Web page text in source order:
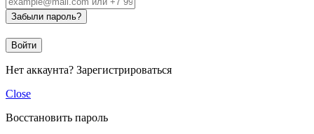
Забыли пароль?
Войти
Нет аккаунта? Зарегистрироваться
Close
Восстановить пароль